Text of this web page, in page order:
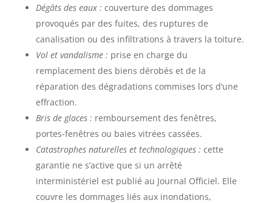
Dégâts des eaux : couverture des dommages
provoqués par des fuites, des ruptures de
canalisation ou des infiltrations à travers la toiture.
Vol et vandalisme : prise en charge du
remplacement des biens dérobés et de la
réparation des dégradations commises lors d’une
effraction.
Bris de glaces : remboursement des fenêtres,
portes-fenêtres ou baies vitrées cassées.
Catastrophes naturelles et technologiques : cette
garantie ne s’active que si un arrêté
interministériel est publié au Journal Officiel. Elle
couvre les dommages liés aux inondations,